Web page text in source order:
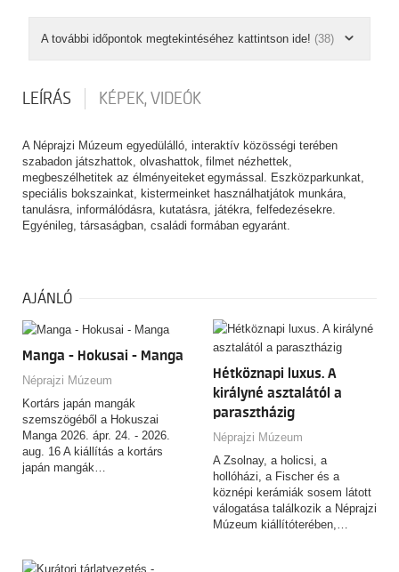
A további időpontok megtekintéséhez kattintson ide! (38)
LEÍRÁS KÉPEK, VIDEÓK
A Néprajzi Múzeum egyedülálló, interaktív közösségi terében
szabadon játszhattok, olvashattok, filmet nézhettek,
megbeszélhetitek az élményeiteket egymással. Eszközparkunkat,
speciális bokszainkat, kistermeinket használhatjátok munkára,
tanulásra, informálódásra, kutatásra, játékra, felfedezésekre.
Egyénileg, társaságban, családi formában egyaránt.
AJÁNLÓ
Manga - Hokusai - Manga
Néprajzi Múzeum
Kortárs japán mangák
szemszögéből a Hokuszai
Manga 2026. ápr. 24. - 2026.
aug. 16 A kiállítás a kortárs
japán mangák…
Hétköznapi luxus. A
királyné asztalától a
parasztházig
Néprajzi Múzeum
A Zsolnay, a holicsi, a
hollóházi, a Fischer és a
köznépi kerámiák sosem látott
válogatása találkozik a Néprajzi
Múzeum kiállítóterében,…